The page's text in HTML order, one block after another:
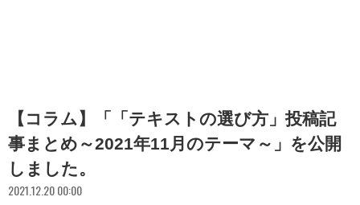
【コラム】「「テキストの選び方」投稿記
事まとめ～2021年11月のテーマ～」を公開
しました。
2021.12.20 00:00